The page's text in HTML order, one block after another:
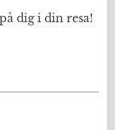
dig i din resa!